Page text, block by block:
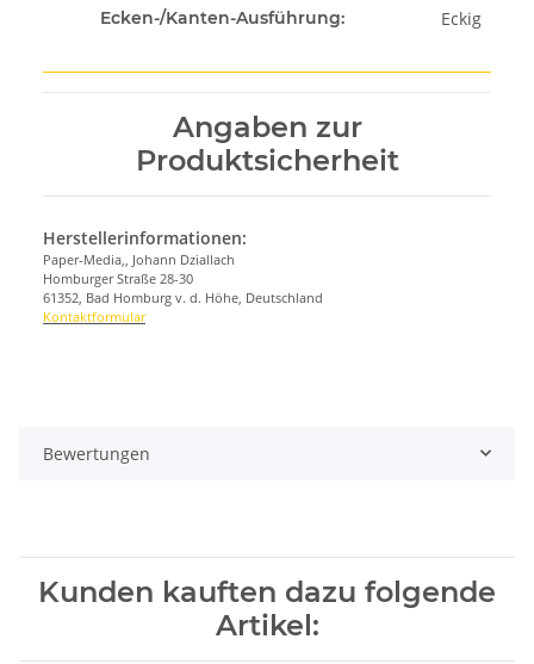
Ecken-/Kanten-Ausführung: Eckig
Angaben zur
Produktsicherheit
Herstellerinformationen:
Paper-Media,, Johann Dziallach
Homburger Straße 28-30
61352, Bad Homburg v. d. Höhe, Deutschland
Kontaktformular
Bewertungen
Kunden kauften dazu folgende
Artikel: